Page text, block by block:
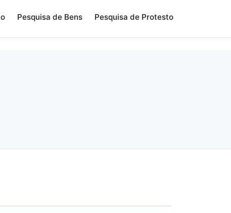
Pesquisa de Bens Pesquisa de Protesto